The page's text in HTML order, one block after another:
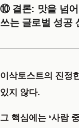
⑩ 결론: 맛을 넘
쓰는 글로벌 성공
이삭토스트의 진정
있지 않다.
그 핵심에는 ‘사람